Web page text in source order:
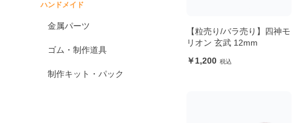
ハンドメイド
金属パーツ
ゴム・制作道具
制作キット・パック
【粒売り/バラ売り】四神モ
リオン 玄武 12mm
1,200